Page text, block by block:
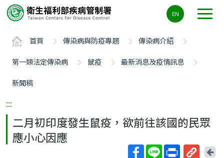
要
ALT+C
EN
首頁 傳染病與防疫專題
傳染病介紹
第一類法定傳染病
鼠疫
最新消息及疫情訊息
新聞稿
:::
二月初印度發生鼠疫，欲前往該國的民眾
應小心因應
回